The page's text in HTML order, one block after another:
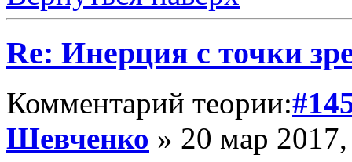
Re: Инерция с точки
Комментарий теории:
Шевченко » 20 мар